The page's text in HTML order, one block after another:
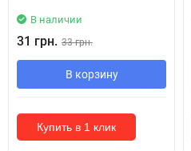
В наличии
31 грн. 33 грн.
В корзину
Купить в 1 клик